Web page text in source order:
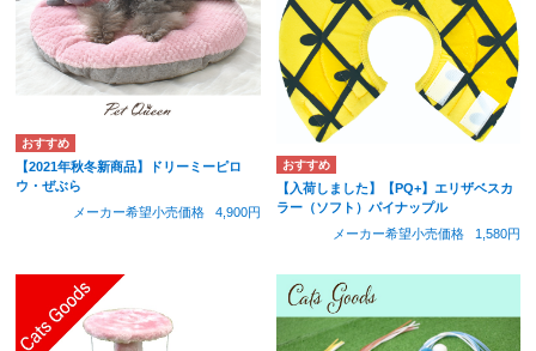
【2021年秋冬新商品】ドリーミーピロ
ウ・ぜぶら
メーカー希望小売価格
4,900円
【入荷しました】【PQ+】エリザベスカ
ラー（ソフト）パイナップル
メーカー希望小売価格
1,580円